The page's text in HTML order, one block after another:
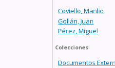
Coviello, Manlio
Gollán, Juan
Pérez, Miguel
Colecciones
Documentos